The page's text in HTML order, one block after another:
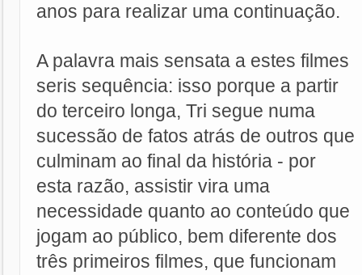
anos para realizar uma continuação.
A palavra mais sensata a estes filmes
seris sequência: isso porque a partir
do terceiro longa, Tri segue numa
sucessão de fatos atrás de outros que
culminam ao final da história - por
esta razão, assistir vira uma
necessidade quanto ao conteúdo que
jogam ao público, bem diferente dos
três primeiros filmes, que funcionam